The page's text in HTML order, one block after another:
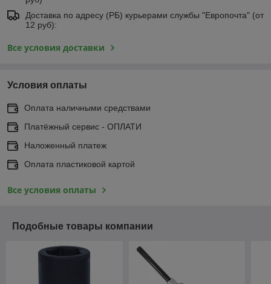
Доставка по адресу (РБ) курьерами службы "Европочта" (от
12 руб):
Все условия доставки
Условия оплаты
Оплата наличными средствами
Платёжный сервис - ОПЛАТИ
Наложенный платеж
Оплата пластиковой картой
Все условия оплаты
Подобные товары компании